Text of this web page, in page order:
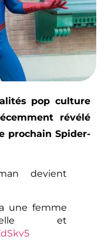
pop culture
révélé
prochain Spider-
devient
une femme
et